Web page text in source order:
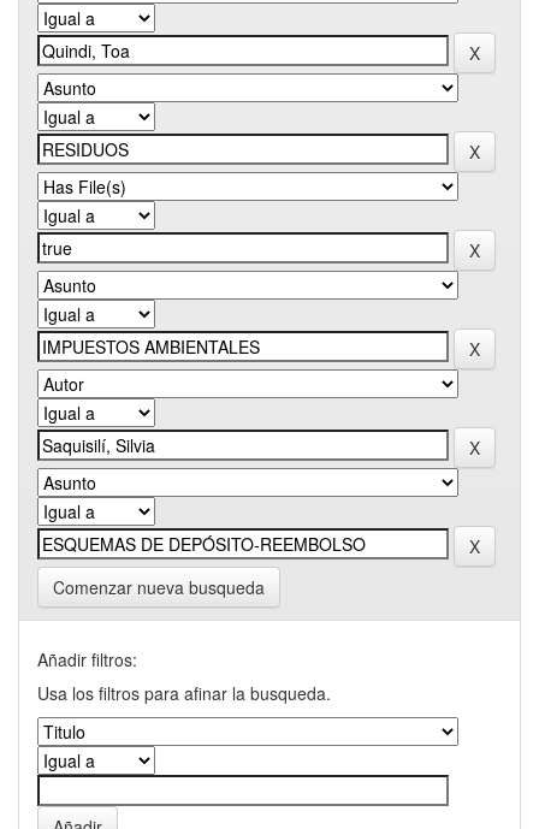
Comenzar nueva busqueda
Añadir filtros:
Usa los filtros para afinar la busqueda.